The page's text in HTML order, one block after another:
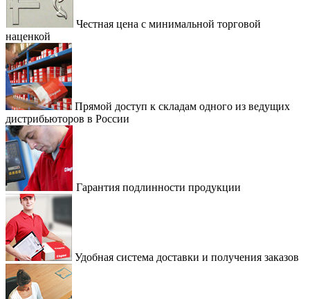
Честная цена с минимальной торговой
наценкой
Прямой доступ к складам одного из ведущих
дистрибьюторов в России
Гарантия подлинности продукции
Удобная система доставки и получения заказов